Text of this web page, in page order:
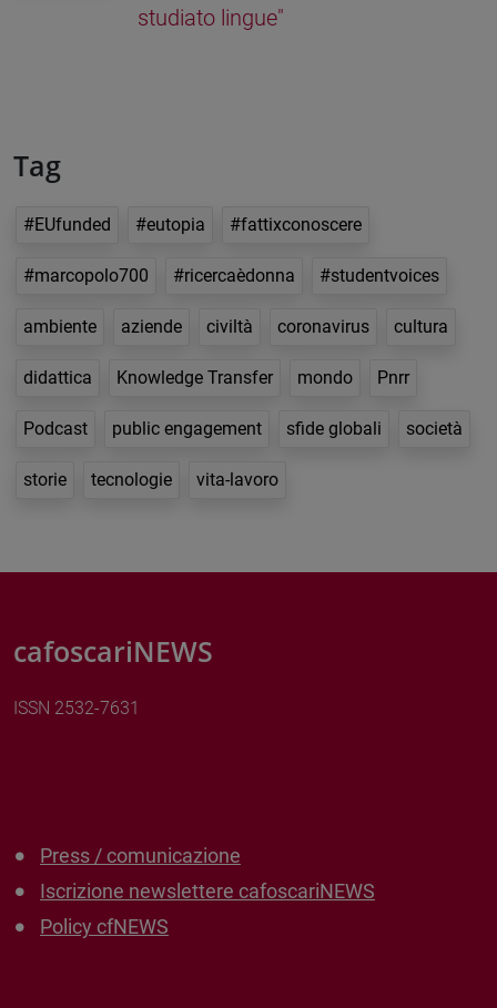
studiato lingue"
Tag
#EUfunded #eutopia #fattixconoscere
#marcopolo700 #ricercaèdonna #studentvoices
ambiente aziende civiltà coronavirus cultura
didattica Knowledge Transfer mondo Pnrr
Podcast public engagement sfide globali società
storie tecnologie vita-lavoro
cafoscariNEWS
ISSN 2532-7631
Press / comunicazione
Iscrizione newslettere cafoscariNEWS
Policy cfNEWS